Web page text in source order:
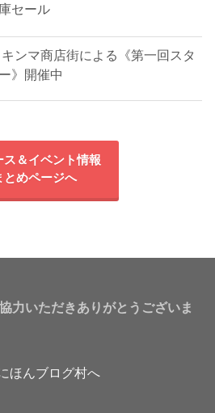
セール
ンマ商店街による《第一回スタ
》開催中
ス＆イベント情報
とめページへ
力いただきありがとうございま